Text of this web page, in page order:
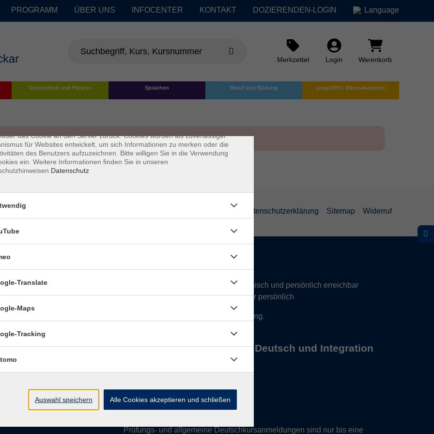
PROGRAMM ÜBER UNS INFOCENTER KONTAKT DOZIERENDEN-LOGIN Language
Merkzettel Login Warenkorb
Gesundheit und Fitness Sprachen Beruf und Bildung jungeVHS / Elternakademie
Datenschutzerklärung Sitemap Widerruf
Öffnungszeiten:
9–12.30 Uhr telefonisch und persönlich erreichbar
Mo–Do nachmittags:13.30–17 Uhr nur persönlich
Termine für Beratung nach Vereinbarung.
Öffnungszeiten des Büros Deutsch und Integration
Mi9-12 Uhr
Do & Frgeschlossen
Prüfungs- und allgemeine Deutschkursanmeldungen sind nur bis eine
sind kleine Datenmengen, die von einer Website gesendet und vom
das Cookie an den Server zurück. Cookies wurden als zuverlässiger
für Websites entwickelt, um sich Informationen zu merken oder die
des Benutzers aufzuzeichnen. Bitte willigen Sie in die Verwendung
ein. Weitere Informationen finden Sie in unseren
Datenschutz
×
Translate
Maps
Tracking
Auswahl speichern Alle Cookies akzeptieren und schließen